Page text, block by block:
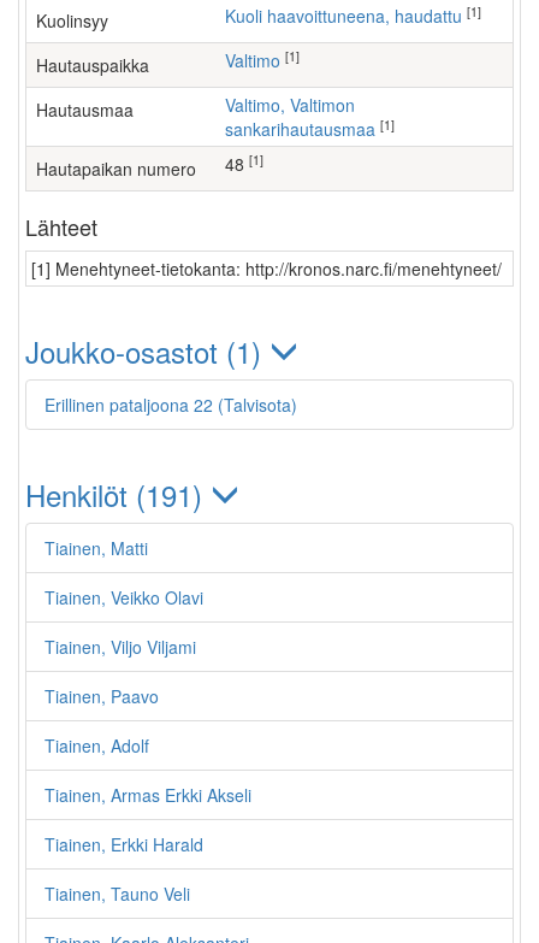
Kuolinsyy Kuoli haavoittuneena, haudattu [1]
Hautauspaikka Valtimo [1]
Hautausmaa
Valtimo, Valtimon
sankarihautausmaa [1]
Hautapaikan numero 48 [1]
Lähteet
[1] Menehtyneet-tietokanta: http://kronos.narc.fi/menehtyneet/
Joukko-osastot (1)
Erillinen pataljoona 22 (Talvisota)
Henkilöt (191)
Tiainen, Matti
Tiainen, Veikko Olavi
Tiainen, Viljo Viljami
Tiainen, Paavo
Tiainen, Adolf
Tiainen, Armas Erkki Akseli
Tiainen, Erkki Harald
Tiainen, Tauno Veli